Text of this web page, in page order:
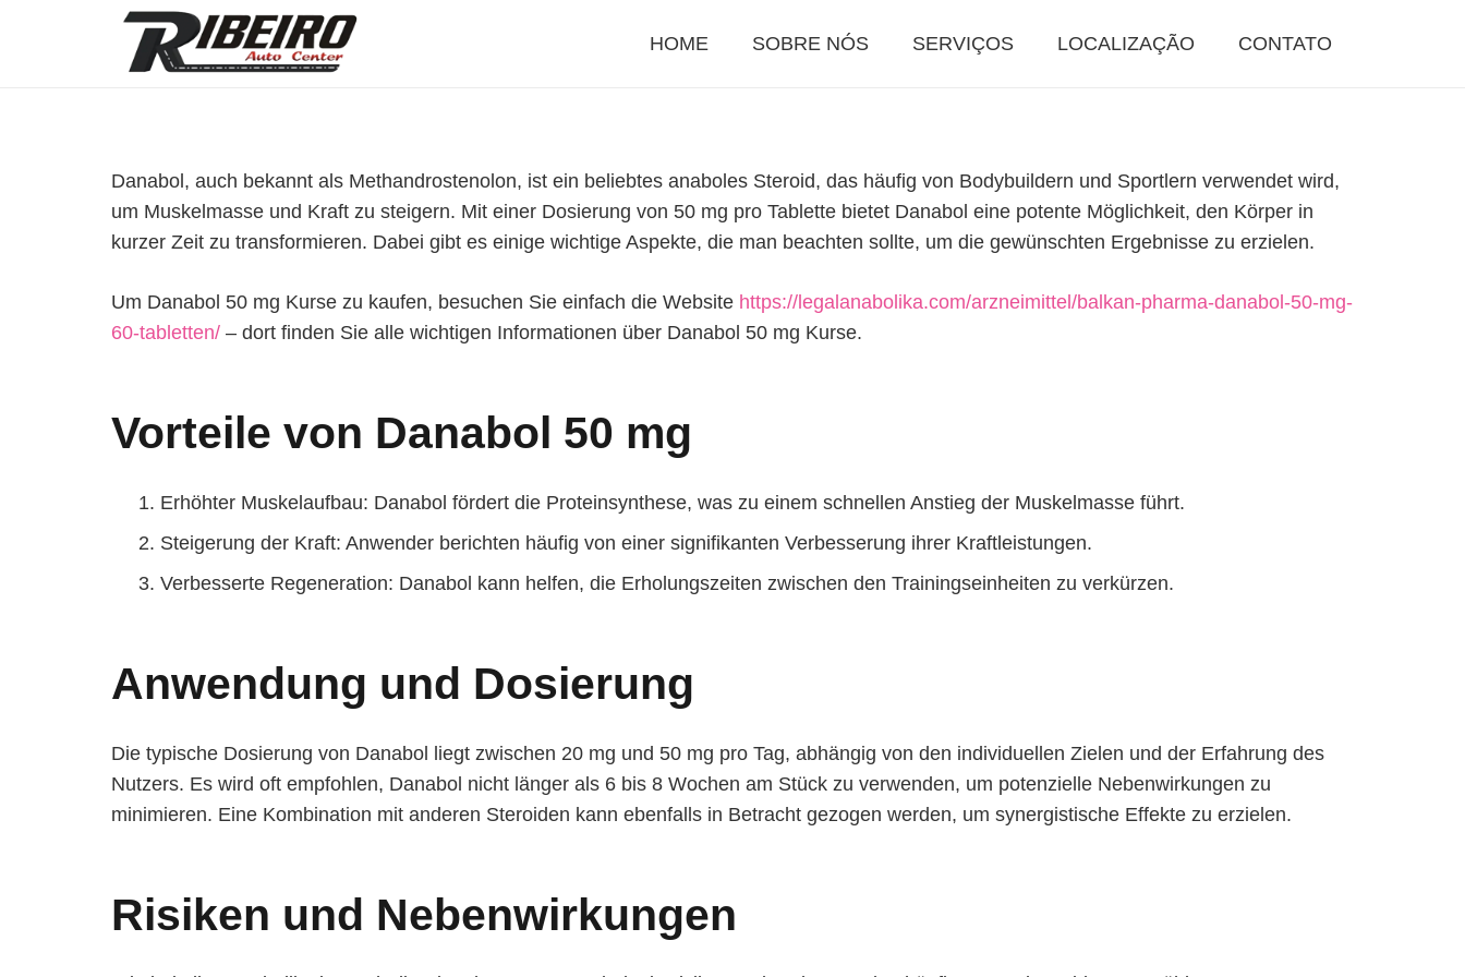
HOME SOBRE NÓS SERVIÇOS LOCALIZAÇÃO CONTATO
Danabol, auch bekannt als Methandrostenolon, ist ein beliebtes anaboles Steroid, das häufig von Bodybuildern und Sportlern verwendet wird,
um Muskelmasse und Kraft zu steigern. Mit einer Dosierung von 50 mg pro Tablette bietet Danabol eine potente Möglichkeit, den Körper in
kurzer Zeit zu transformieren. Dabei gibt es einige wichtige Aspekte, die man beachten sollte, um die gewünschten Ergebnisse zu erzielen.
Um Danabol 50 mg Kurse zu kaufen, besuchen Sie einfach die Website https://legalanabolika.com/arzneimittel/balkan-pharma-danabol-50-mg-
60-tabletten/ – dort finden Sie alle wichtigen Informationen über Danabol 50 mg Kurse.
Vorteile von Danabol 50 mg
Erhöhter Muskelaufbau: Danabol fördert die Proteinsynthese, was zu einem schnellen Anstieg der Muskelmasse führt.
Steigerung der Kraft: Anwender berichten häufig von einer signifikanten Verbesserung ihrer Kraftleistungen.
Verbesserte Regeneration: Danabol kann helfen, die Erholungszeiten zwischen den Trainingseinheiten zu verkürzen.
Anwendung und Dosierung
Die typische Dosierung von Danabol liegt zwischen 20 mg und 50 mg pro Tag, abhängig von den individuellen Zielen und der Erfahrung des
Nutzers. Es wird oft empfohlen, Danabol nicht länger als 6 bis 8 Wochen am Stück zu verwenden, um potenzielle Nebenwirkungen zu
minimieren. Eine Kombination mit anderen Steroiden kann ebenfalls in Betracht gezogen werden, um synergistische Effekte zu erzielen.
Risiken und Nebenwirkungen